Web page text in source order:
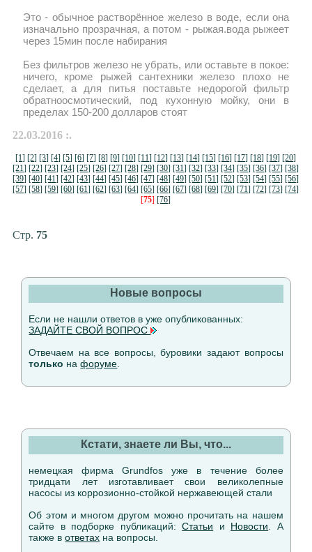
Это - обычное растворённое железо в воде, если она
изначально прозрачная, а потом - рыжая.вода рыжеет
через 15мин после набирания
Без фильтров железо не убрать, или оставьте в покое:
ничего, кроме рыжей сантехники железо плохо не
сделает, а для питья поставьте недорогой фильтр
обратноосмотический, под кухонную мойку, они в
пределах 150-200 долларов стоят
22.03.2016 :.
[1] [2] [3] [4] [5] [6] [7] [8] [9] [10] [11] [12] [13] [14] [15] [16] [17] [18] [19] [20]
[21] [22] [23] [24] [25] [26] [27] [28] [29] [30] [31] [32] [33] [34] [35] [36] [37] [38]
[39] [40] [41] [42] [43] [44] [45] [46] [47] [48] [49] [50] [51] [52] [53] [54] [55] [56]
[57] [58] [59] [60] [61] [62] [63] [64] [65] [66] [67] [68] [69] [70] [71] [72] [73] [74]
[75] [76]
Стр. 75
Новые вопросы
Если не нашли ответов в уже опубликованных:
ЗАДАЙТЕ СВОЙ ВОПРОС
Отвечаем на все вопросы, буровики задают вопросы
только нафоруме
Кстати, знаете ли Вы, что...
немецкая фирма Grundfos уже в течение более
тридцати лет изготавливает свои великолепные
насосы из коррозионно-стойкой нержавеющей стали
Об этом и многом другом можно прочитать на нашем
сайте в подборке публикаций:Статьи и Новости . А
также вответах на вопросы.